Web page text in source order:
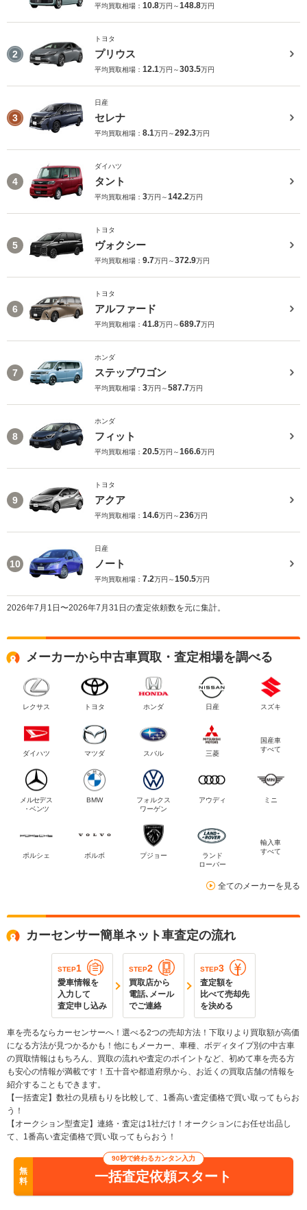
平均買取相場： 10.8万円～148.8万円
2
トヨタ
プリウス
平均買取相場： 12.1万円～303.5万円
3
日産
セレナ
平均買取相場： 8.1万円～292.3万円
4
ダイハツ
タント
平均買取相場： 3万円～142.2万円
5
トヨタ
ヴォクシー
平均買取相場： 9.7万円～372.9万円
6
トヨタ
アルファード
平均買取相場： 41.8万円～689.7万円
7
ホンダ
ステップワゴン
平均買取相場： 3万円～587.7万円
8
ホンダ
フィット
平均買取相場： 20.5万円～166.6万円
9
トヨタ
アクア
平均買取相場： 14.6万円～236万円
10
日産
ノート
平均買取相場： 7.2万円～150.5万円
2026年7月1日〜2026年7月31日の査定依頼数を元に集計。
メーカーから中古車買取・査定相場を調べる
レクサス トヨタ ホンダ 日産 スズキ
ダイハツ マツダ スバル 三菱
国産車
すべて
メルセデス
・ベンツ
BMW
フォルクス
ワーゲン
アウディ ミニ
ポルシェ ボルボ プジョー
ランド
ローバー
輸入車
すべて
全てのメーカーを見る
カーセンサー簡単ネット車査定の流れ
STEP1
愛車情報を
入力して
査定申し込み
STEP2
買取店から
電話､メール
でご連絡
STEP3
査定額を
比べて売却先
を決める
車を売るならカーセンサーへ！選べる2つの売却方法！下取りより買取額が高価
になる方法が見つかるかも！他にもメーカー、車種、ボディタイプ別の中古車
の買取情報はもちろん、買取の流れや査定のポイントなど、初めて車を売る方
も安心の情報が満載です！五十音や都道府県から、お近くの買取店舗の情報を
紹介することもできます。
【一括査定】数社の見積もりを比較して、1番高い査定価格で買い取ってもらお
う！
【オークション型査定】連絡・査定は1社だけ！オークションにお任せ出品し
て、1番高い査定価格で買い取ってもらおう！
無
料
90秒で終わるカンタン入力
一括査定依頼スタート